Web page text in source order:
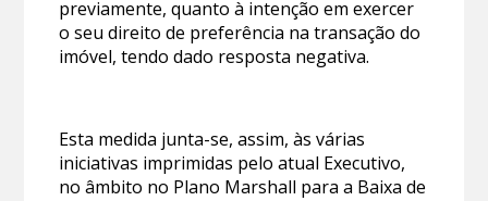
previamente, quanto à intenção em exercer
o seu direito de preferência na transação do
imóvel, tendo dado resposta negativa.
Esta medida junta-se, assim, às várias
iniciativas imprimidas pelo atual Executivo,
no âmbito no Plano Marshall para a Baixa de